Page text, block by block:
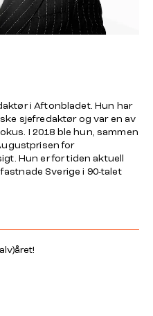
i Aftonbladet. Hun har
sjefredaktør og var en av
I 2018 ble hun, sammen
for
. Hun er for tiden aktuell
Sverige i 90-talet